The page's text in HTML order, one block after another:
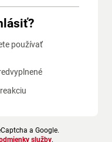
používať
a Google.
služby.